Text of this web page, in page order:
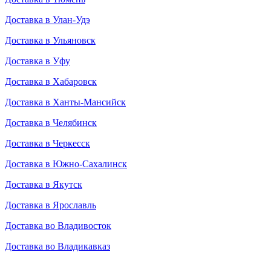
Доставка в Улан-Удэ
Доставка в Ульяновск
Доставка в Уфу
Доставка в Хабаровск
Доставка в Ханты-Мансийск
Доставка в Челябинск
Доставка в Черкесск
Доставка в Южно-Сахалинск
Доставка в Якутск
Доставка в Ярославль
Доставка во Владивосток
Доставка во Владикавказ